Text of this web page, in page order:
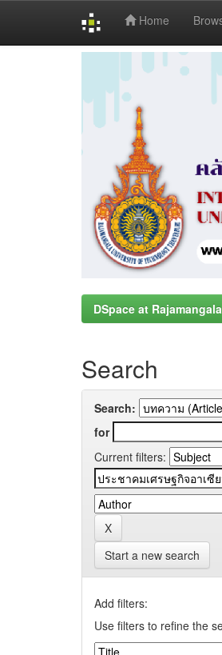
Home
DSpace at
Search
Search:
for
Current filters:
Start a new search
Add filters:
Use filters to refine the